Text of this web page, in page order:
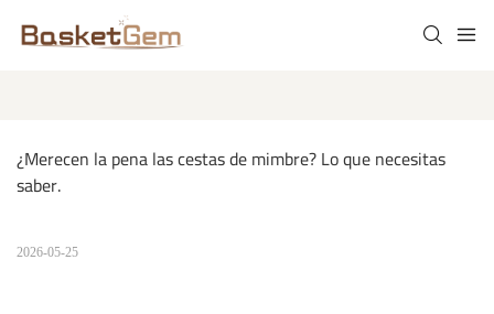
¿Merecen la pena las cestas de mimbre? Lo que necesitas
saber.
2026-05-25